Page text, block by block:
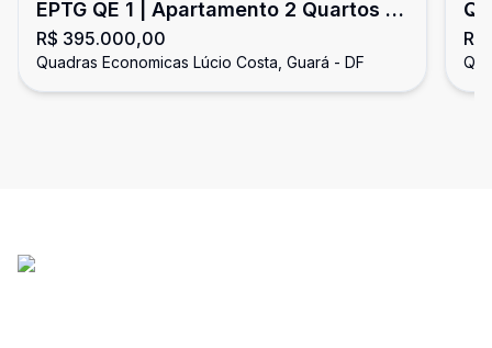
EPTG QE 1 | Apartamento 2 Quartos -
Vazado - 1 Vaga - Varanda - Aceita
Financiamento | Lúcio Costa
R$ 395.000,00
Quadras Economicas Lúcio Costa, Guará - DF